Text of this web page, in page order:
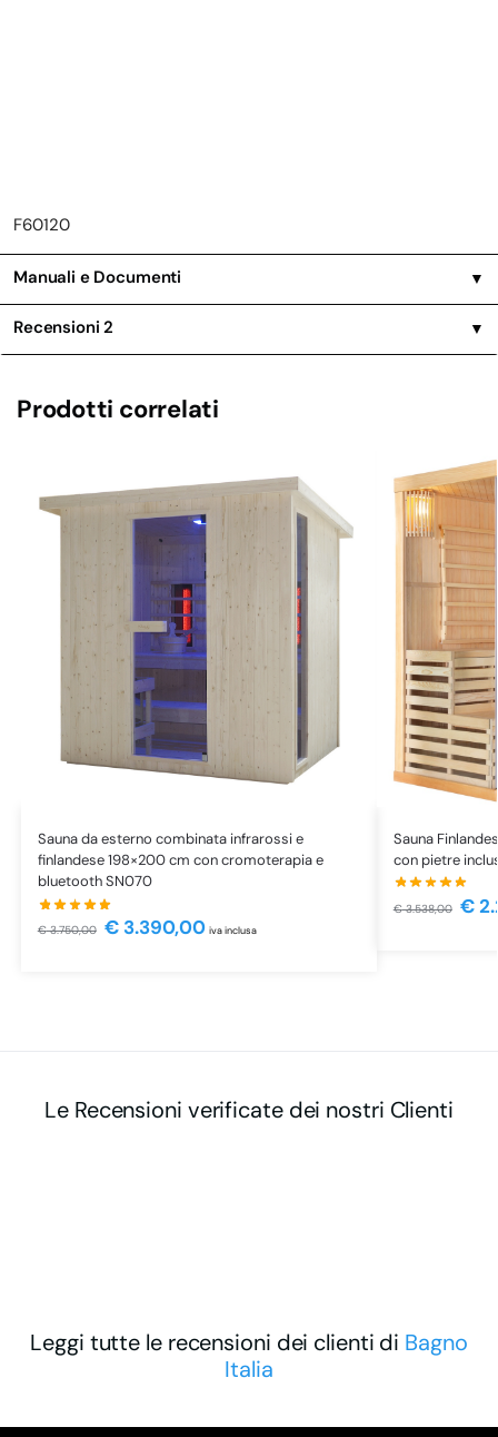
F60120
Manuali e Documenti ▼
Recensioni2 ▼
Prodotti correlati
Sauna da esterno combinata infrarossi e
finlandese 198×200 cm con cromoterapia e
bluetooth SN070
€3.750,00 €3.390,00 iva inclusa
Sauna
con pietre
€3.538,00 €
Le Recensioni verificate dei nostri Clienti
Leggi tutte le recensioni dei clienti di Bagno
Italia